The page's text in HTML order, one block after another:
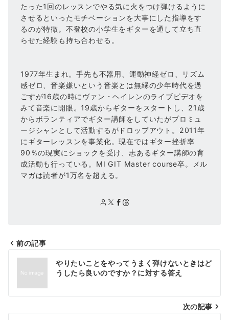
たった1回のレッスンでやる気に火をつけ弾けるように
させるといったモチベーションを大事にした指導をす
るのが特徴。不登校の小学生をギターを通して立ち直
らせた経験も持ち合わせる。
1977年生まれ。手先も不器用、運動神経ゼロ、リズム
感ゼロ、音楽嫌いという音楽とは無縁の少年時代を過
ごすが16歳の時にヴァン・ヘイレンのライブビデオを
みて音楽に開眼。19歳からギターをスタートし、21歳
からボランティアでギター講師をしていたがプロミュ
ージシャンとして活動するがドロップアウト。2011年
にギターレッスンを事業化。現在ではギター挫折率
90％の現実にショックを受け、志あるギター講師の育
成活動も行っている。MI GIT Master course卒。メル
マガは読者が1万名を超える。
投
ナ
ビ
前の記事
やりたいことをやってうまく弾けないときはど
うしたら良いのですか？に対する答え
次の記事